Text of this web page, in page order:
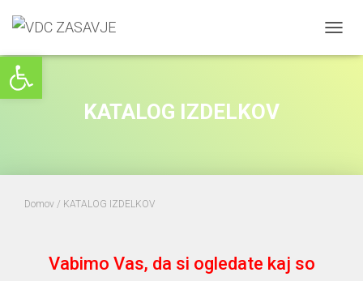
Open toolbar
KATALOG IZDELKOV
Domov / KATALOG IZDELKOV
Vabimo Vas, da si ogledate kaj so